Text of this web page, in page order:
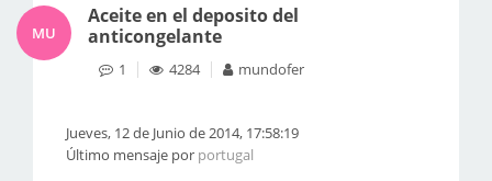
MU
Aceite en el deposito del
anticongelante
1 4284 mundofer
Jueves, 12 de Junio de 2014, 17:58:19
Último mensaje por portugal